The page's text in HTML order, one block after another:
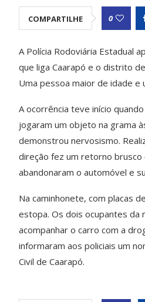
COMPARTILHE 0
A Polícia Rodoviária Estadual
que liga Caarapó e o distrito
Uma pessoa maior de idade
A ocorrência teve início
jogaram um objeto na grama
demonstrou nervosismo.
direção fez um retorno brusco
abandonaram o automóvel e
Na caminhonete, com placas
estopa. Os dois ocupantes da
acompanhar o carro com a
informaram aos policiais um
Civil de Caarapó.